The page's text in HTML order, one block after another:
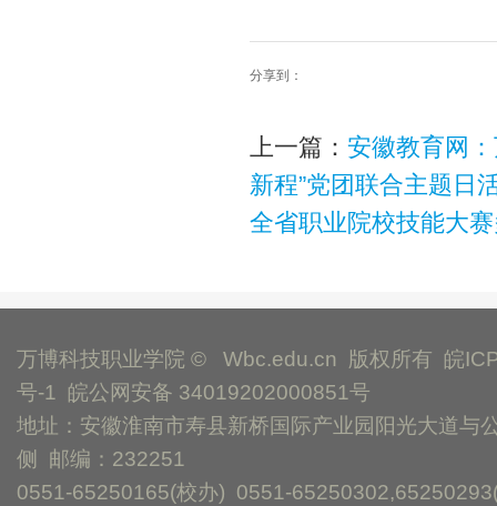
分享到：
上一篇：安徽教育网
新程”党团联合主题日
全省职业院校技能大
万博科技职业学院 © Wbc.edu.cn 版权所有 皖
号-1
皖公网安备 34019202000851号
地址：安徽淮南市寿县新桥国际产业园阳光大道与
侧 邮编：232251
0551-65250165(校办) 0551-